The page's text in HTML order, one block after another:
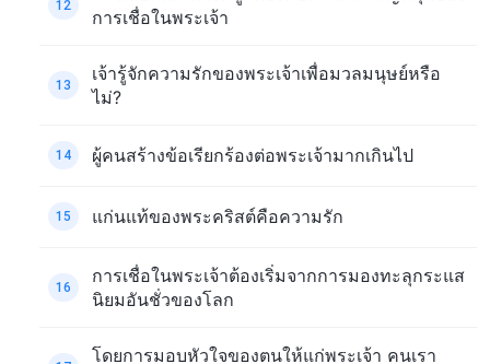
12
การเชื่อในพระเจ้า
13
เจ้ารู้จักความรักของพระเจ้าเพื่อมวลมนุษย์หรือ
ไม่?
14 ผู้คนสร้างข้อเรียกร้องต่อพระเจ้ามากเกินไป
15 แก่นแท้ของพระคริสต์คือความรัก
16
การเชื่อในพระเจ้าต้องเริ่มจากการมองทะลุกระแส
นิยมอันชั่วของโลก
โดยการมอบหัวใจของตนให้แก่พระเจ้า คนเรา